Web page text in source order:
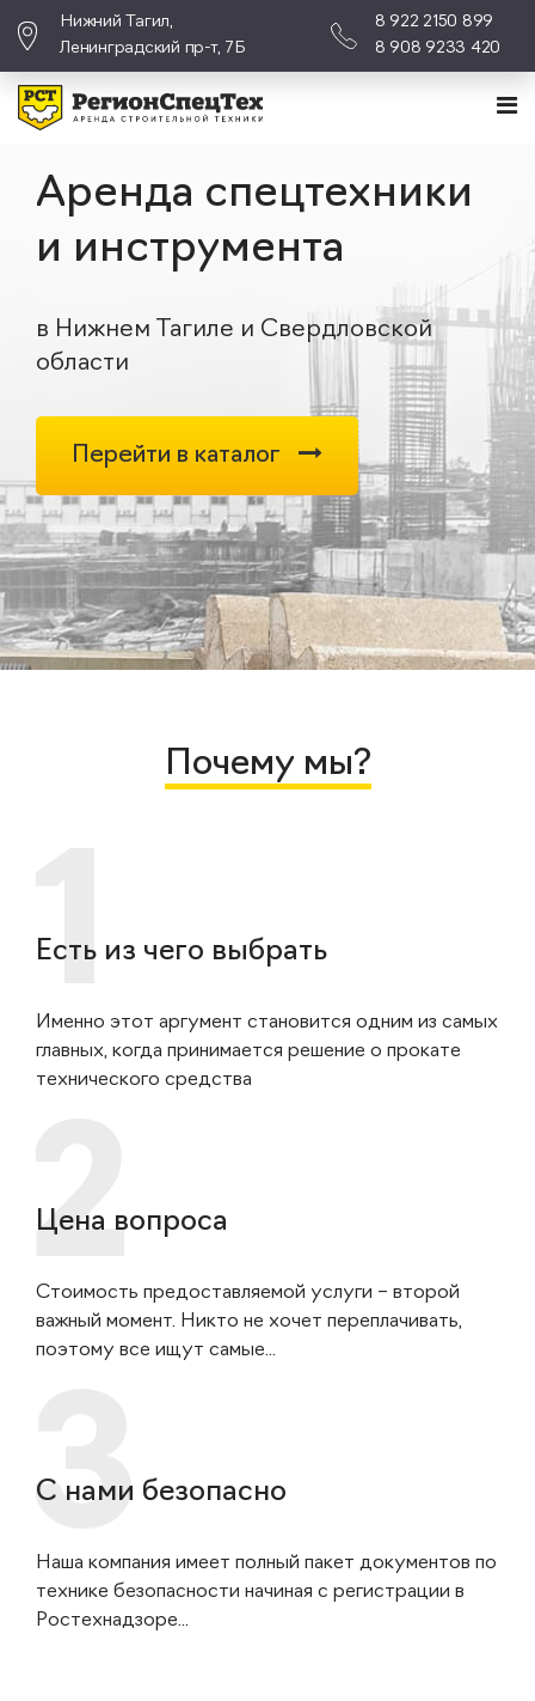
Нижний Тагил,
Ленинградский пр-т, 7Б
8 922 2150 899
8 908 9233 420
Аренда спецтехники
и инструмента
в Нижнем Тагиле и Свердловской
области
Перейти в каталог
Почему мы?
Есть из чего выбрать
Именно этот аргумент становится одним из самых
главных, когда принимается решение о прокате
технического средства
Цена вопроса
Стоимость предоставляемой услуги – второй
важный момент. Никто не хочет переплачивать,
поэтому все ищут самые...
С нами безопасно
Наша компания имеет полный пакет документов по
технике безопасности начиная с регистрации в
Ростехнадзоре...